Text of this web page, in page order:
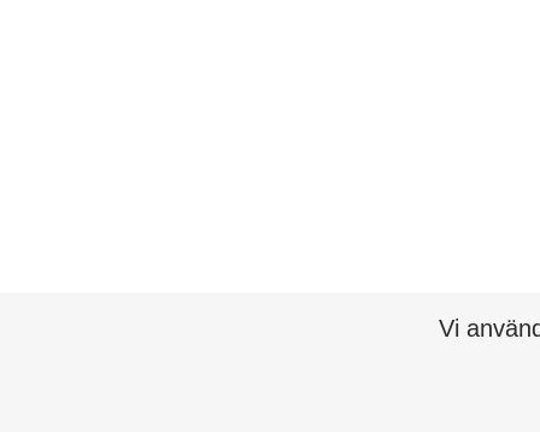
Vi